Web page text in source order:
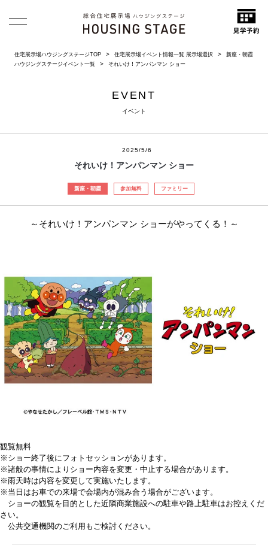
住宅展示場ハウジングステージTOP 住宅展示場イベント情報一覧 展示場選択
新座・朝霞
ハウジングステージイベント一覧
それいけ！アンパンマン ショー
EVENT
イベント
2025/5/6
それいけ！アンパンマン ショー
新座・朝霞 参加無料 ファミリー
～それいけ！アンパンマン ショーがやってくる！～
観覧無料
※ショー終了後にフォトセッションがあります。
※諸般の事情によりショー内容を変更・中止する場合があります。
※雨天時は内容を変更して実施いたします。
※当日はお車での来場で会場内が混み合う場合がございます。
ショーの観覧を目的とした近隣商業施設への駐車や路上駐車はお控えくだ
さい。
公共交通機関のご利用もご検討ください。